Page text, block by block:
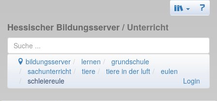
Hessischer Bildungsserver/ Unterricht
bildungsserver lernen
grundschule
sachunterricht
tiere tiere in der luft
eulen
schleiereule
Login